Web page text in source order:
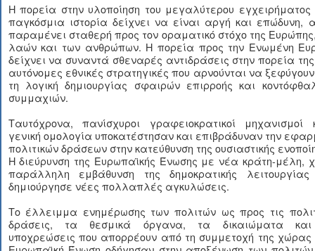
Η πορεία στην υλοποίηση του μεγαλύτερου εγχειρήματος
παγκόσμια ιστορία δείχνει να είναι αργή και επώδυνη,
παραμένει σταθερή προς τον οραματικό στόχο της
λαών και των ανθρώπων. Η πορεία προς την Ενωμένη
δείχνει να συναντά σθεναρές αντιδράσεις στην πορεία
αυτόνομες εθνικές στρατηγικές που αρνούνται να
τη λογική δημιουργίας σφαιρών επιρροής και
συμμαχιών.
Ταυτόχρονα, πανίσχυροι γραφειοκρατικοί μηχανισμοί
γενική ομολογία υποκατέστησαν και επιβράδυναν την
πολιτικών δράσεων στην κατεύθυνση της ουσιαστικής
Η διεύρυνση της Ευρωπαϊκής Ένωσης με νέα κράτη-μέλη,
παράλληλη εμβάθυνση της δημοκρατικής λειτουργίας
δημιούργησε νέες πολλαπλές αγκυλώσεις.
Το έλλειμμα ενημέρωσης των πολιτών ως προς τις
δράσεις, τα θεσμικά όργανα, τα δικαιώματα και
υποχρεώσεις που απορρέουν από τη συμμετοχή της χώρας